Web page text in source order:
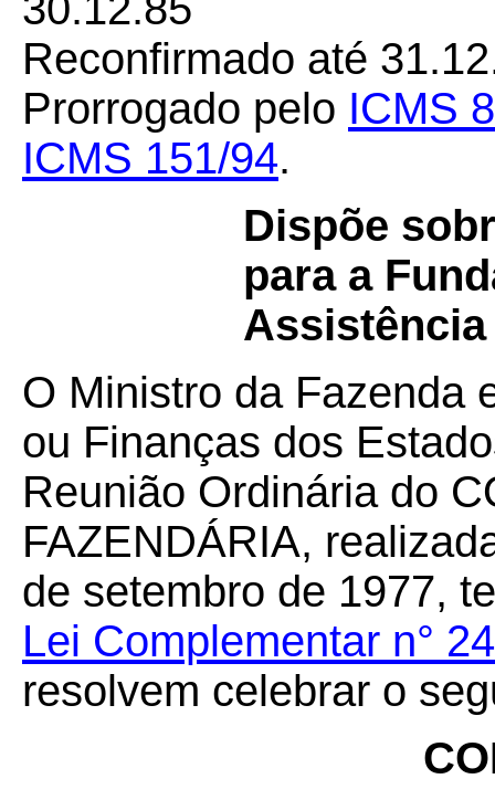
Reconfirmado até
Prorrogado pelo ICMS
ICMS 151/94.
Dispõe
para a
O Ministro da Fazenda
ou Finanças dos
Reunião Ordinária do
FAZENDÁRIA,
de setembro de 1977,
Lei Complementar n° 24
resolvem celebrar o